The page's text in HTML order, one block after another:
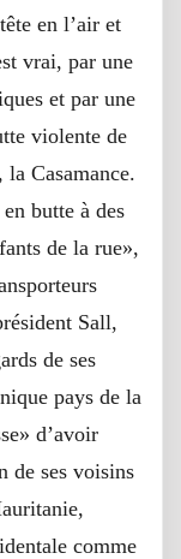
en l’air et
vrai, par une
et par une
violente de
la Casamance.
butte à des
de la rue»,
Sall,
de ses
pays de la
d’avoir
de ses voisins
comme